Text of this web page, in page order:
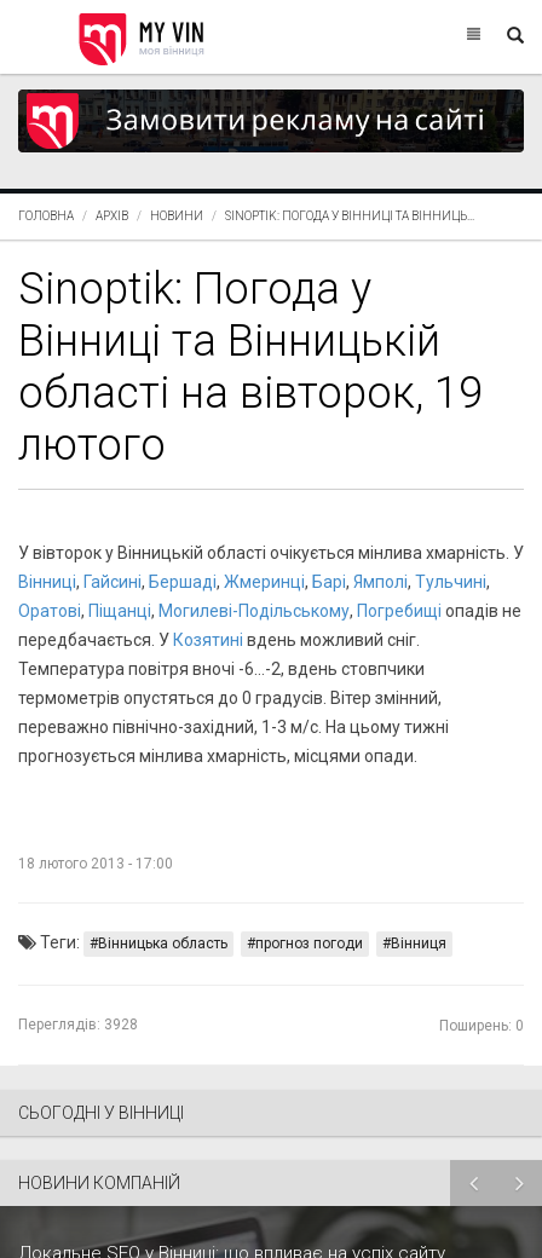
ГОЛОВНА АРХІВ НОВИНИ SINOPTIK: ПОГОДА У ВІННИЦІ ТА ВІННИЦЬ...
Sinoptik: Погода у
Вінниці та Вінницькій
області на вівторок, 19
лютого
Увівторок у Вінницькій області очікується мінлива хмарність. У
Вінниці, Гайсині, Бершаді, Жмеринці, Барі, Ямполі, Тульчині,
Оратові, Піщанці, Могилеві-Подільському, Погребищі опадів не
передбачається. У Козятині вдень можливий сніг.
Температура повітря вночі -6…-2, вдень стовпчики
термометрів опустяться до 0 градусів. Вітер змінний,
переважно північно-західний, 1-3 м/с. На цьому тижні
прогнозується мінлива хмарність, місцями опади.
18 лютого 2013 - 17:00
Теги: Вінницька область прогноз погоди Вінниця
Переглядів: 3928 Поширень: 0
СЬОГОДНІ У ВІННИЦІ
НОВИНИ КОМПАНІЙ
Локальне SEO у Вінниці: що впливає на успіх сайту